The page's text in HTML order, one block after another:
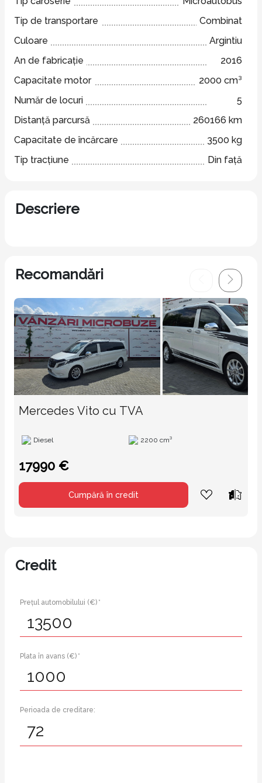
Tip de transportare
Combinat
Culoare
Argintiu
An de fabricație
2016
Capacitate motor
2000 cm³
Număr de locuri
5
Distanță parcursă
260166 km
Capacitate de încărcare
3500 kg
Tip tracțiune
Din față
Descriere
Recomandări
Mercedes Vito cu TVA
Diesel 2200 cm³
17990 €
Cumpără în credit
Credit
Prețul automobilului (€) *
Plata în avans (€) *
Perioada de creditare: